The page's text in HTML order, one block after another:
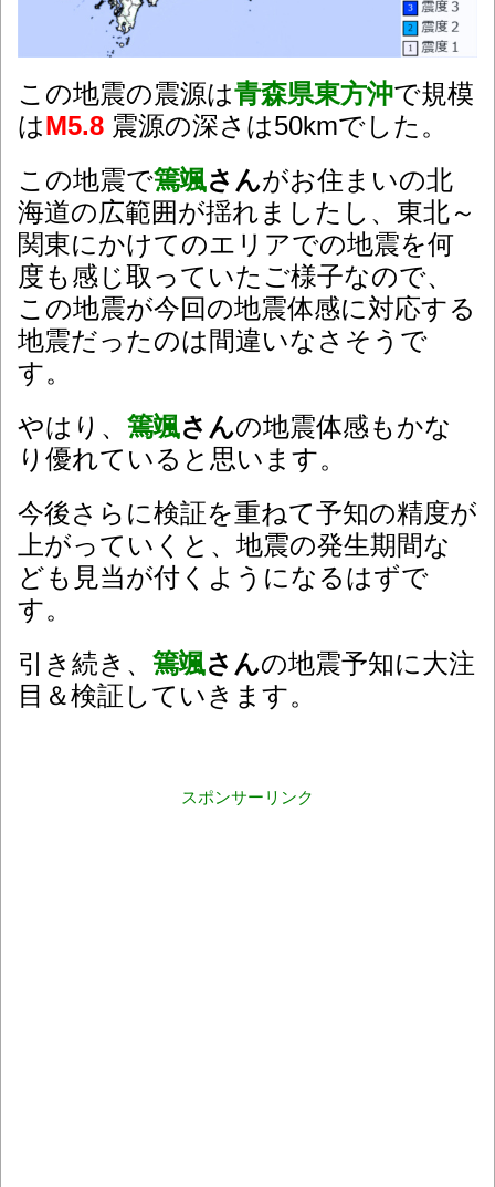
この地震の震源は青森県東方沖で規模
はM5.8 震源の深さは50kmでした。
この地震で篶颯さんがお住まいの北
海道の広範囲が揺れましたし、東北～
関東にかけてのエリアでの地震を何
度も感じ取っていたご様子なので、
この地震が今回の地震体感に対応する
地震だったのは間違いなさそうで
す。
やはり、 篶颯さんの地震体感もかな
り優れていると思います。
今後さらに検証を重ねて予知の精度が
上がっていくと、地震の発生期間な
ども見当が付くようになるはずで
す。
引き続き、 篶颯さんの地震予知に大注
目＆検証していきます。
スポンサーリンク